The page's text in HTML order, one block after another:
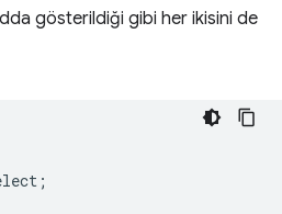
gösterildiği gibi her ikisini de
;